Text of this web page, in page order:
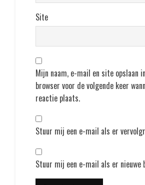
Site
Mijn naam, e-mail en site opslaan
browser voor de volgende keer
reactie plaats.
Stuur mij een e-mail als er
Stuur mij een e-mail als er nieuwe